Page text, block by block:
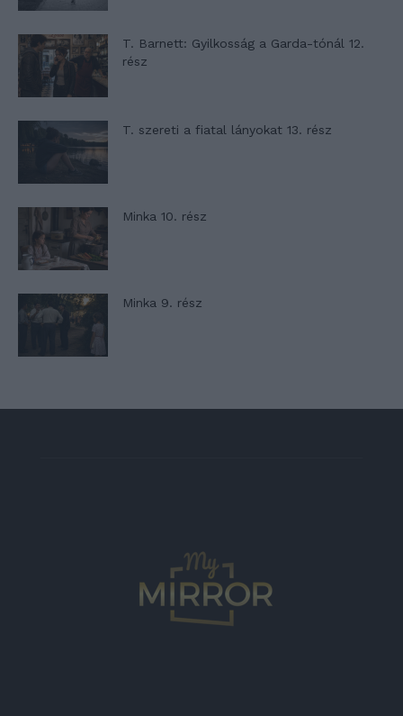
T. Barnett: Gyilkosság a Garda-tónál 12.
rész
T. szereti a fiatal lányokat 13. rész
Minka 10. rész
Minka 9. rész